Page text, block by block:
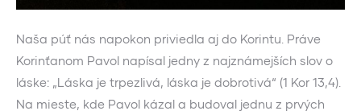
Naša púť nás napokon priviedla aj do Korintu. Práve
Korinťanom Pavol napísal jedny z najznámejších slov o
láske: „Láska je trpezlivá, láska je dobrotivá“ (1 Kor 13,4).
Na mieste, kde Pavol kázal a budoval jednu z prvých